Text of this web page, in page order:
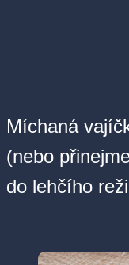
Míchaná
(nebo
do lehčího